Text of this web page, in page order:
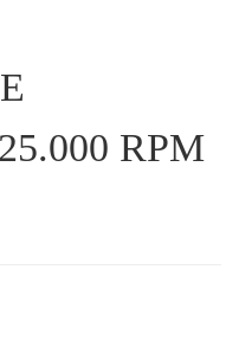
RPM